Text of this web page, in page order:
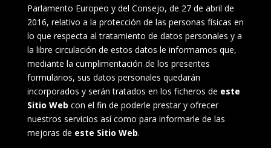
Parlamento Europeo y del Consejo, de 27 de abril de
2016, relativo a la protección de las personas físicas en
lo que respecta al tratamiento de datos personales y a
la libre circulación de estos datos le informamos que,
mediante la cumplimentación de los presentes
formularios, sus datos personales quedarán
incorporados y serán tratados en los ficheros de este
Sitio Web con el fin de poderle prestar y ofrecer
nuestros servicios así como para informarle de las
mejoras de este Sitio Web.